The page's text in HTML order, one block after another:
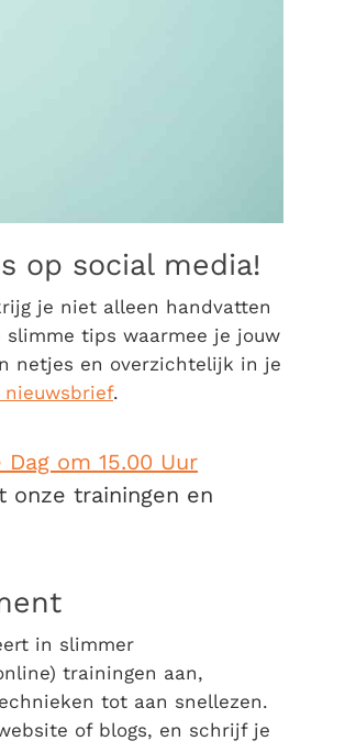
op social media!
je niet alleen handvatten
tips waarmee je jouw
netjes en overzichtelijk in je
.
Dag om 15.00 Uur
onze trainingen en
in slimmer
trainingen aan,
tot aan snellezen.
of blogs, en schrijf je